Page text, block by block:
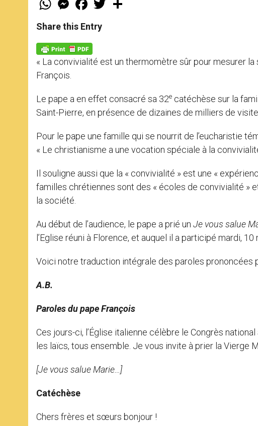
t
s
p
p
e
s
e
g
e
r
a
e
b
k
w
Share this Entry
« La convivialité est un thermomètre sûr pour mesurer
François.
Le pape a en effet consacré sa 32e catéchèse sur la
Saint-Pierre, en présence de dizaines de milliers de
Pour le pape une famille qui se nourrit de l’eucharistie
« Le christianisme a une vocation spéciale à la
Il souligne aussi que la « convivialité » est une «
familles chrétiennes sont des « écoles de convivialité »
la société.
Au début de l’audience, le pape a prié un Je vous salue
l’Eglise réuni à Florence, et auquel il a participé mardi, 10
Voici notre traduction intégrale des paroles prononcées
A.B.
Paroles du pape François
Ces jours-ci, l’Église italienne célèbre le Congrès
les laïcs, tous ensemble. Je vous invite à prier la Vierge
[Je vous salue Marie…]
Catéchèse
Chers frères et sœurs bonjour !